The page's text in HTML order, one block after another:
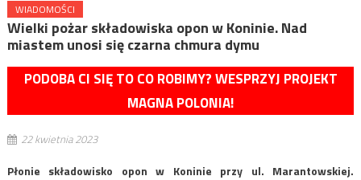
WIADOMOŚCI
Wielki pożar składowiska opon w Koninie. Nad
miastem unosi się czarna chmura dymu
PODOBA CI SIĘ TO CO ROBIMY? WESPRZYJ PROJEKT
MAGNA POLONIA!
22 kwietnia 2023
Płonie składowisko opon w Koninie przy ul. Marantowskiej.